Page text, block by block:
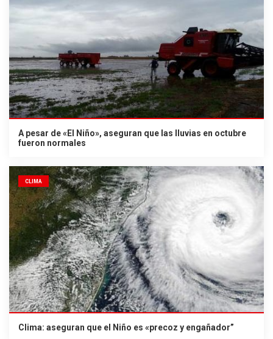
A pesar de «El Niño», aseguran que las lluvias en octubre
fueron normales
CLIMA
Clima: aseguran que el Niño es «precoz y engañador”